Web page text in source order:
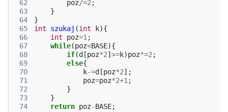
62
63
64
65
66
67
68
69
70
71
72
73
74
poz/=2 ;
}
}
int
szukaj (int k){
int
poz=1 ;
while(poz<BASE){
if(d [poz*2] >=k)poz*=2 ;
else{
k-=d [poz*2];
poz=poz*2+1 ;
}
}
return poz-BASE;